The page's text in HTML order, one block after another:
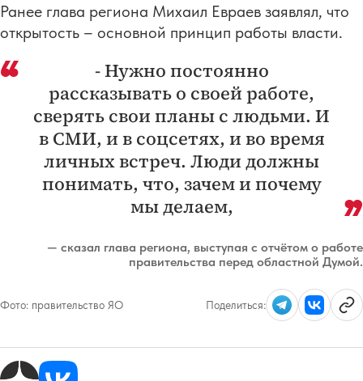
Ранее глава региона Михаил Евраев заявлял, что
открытость – основной принцип работы власти.
- Нужно постоянно
рассказывать о своей работе,
сверять свои планы с людьми. И
в СМИ, и в соцсетях, и во время
личных встреч. Люди должны
понимать, что, зачем и почему
мы делаем,
— сказал глава региона, выступая с отчётом о работе
правительства перед областной Думой.
Фото: правительство ЯО Поделиться: